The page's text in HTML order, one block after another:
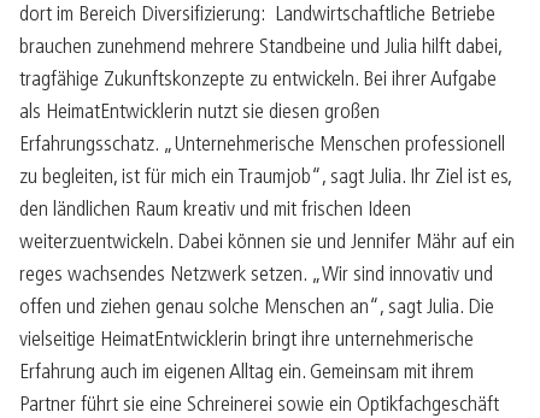
dort im Bereich Diversifizierung: Landwirtschaftliche Betriebe
brauchen zunehmend mehrere Standbeine und Julia hilft dabei,
tragfähige Zukunftskonzepte zu entwickeln. Bei ihrer Aufgabe
als HeimatEntwicklerin nutzt sie diesen großen
Erfahrungsschatz. „Unternehmerische Menschen professionell
zu begleiten, ist für mich ein Traumjob“, sagt Julia. Ihr Ziel ist es,
den ländlichen Raum kreativ und mit frischen Ideen
weiterzuentwickeln. Dabei können sie und Jennifer Mähr auf ein
reges wachsendes Netzwerk setzen. „Wir sind innovativ und
offen und ziehen genau solche Menschen an“, sagt Julia. Die
vielseitige HeimatEntwicklerin bringt ihre unternehmerische
Erfahrung auch im eigenen Alltag ein. Gemeinsam mit ihrem
Partner führt sie eine Schreinerei sowie ein Optikfachgeschäft